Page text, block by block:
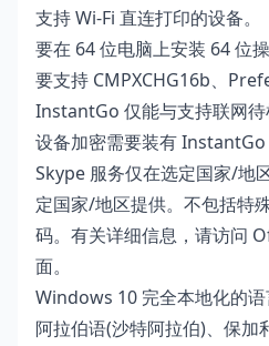
支持 Wi-Fi 直连打印的设备。
要在 64 位电脑上安装 64 位
要支持 CMPXCHG16b、
InstantGo 仅能与支持联网待
设备加密需要装有 InstantGo
Skype 服务仅在选定国家/地
定国家/地区提供。不包括特
码。有关详细信息，请访问
面。
Windows 10 完全本地化的
阿拉伯语(沙特阿拉伯)、保加